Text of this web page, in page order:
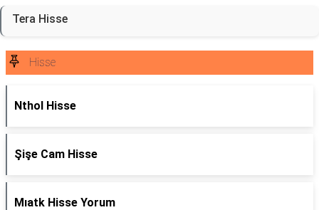
Tera Hisse
Hisse
Nthol Hisse
Şişe Cam Hisse
Mıatk Hisse Yorum